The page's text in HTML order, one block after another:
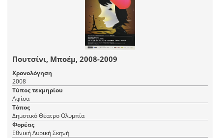
Πουτσίνι, Μποέμ, 2008-2009
Χρονολόγηση
2008
Τύπος τεκμηρίου
Αφίσα
Τόπος
Δημοτικό Θέατρο Ολυμπία
Φορέας
Εθνική Λυρική Σκηνή